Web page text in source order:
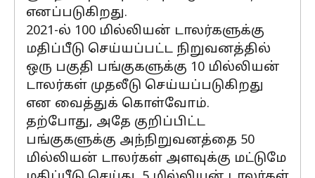
எனப்படுகிறது.
2021-ல் 100 மில்லியன் டாலர்களுக்கு
மதிப்பீடு செய்யப்பட்ட நிறுவனத்தில்
ஒரு பகுதி பங்குகளுக்கு 10 மில்லியன்
டாலர்கள் முதலீடு செய்யப்படுகிறது
என வைத்துக் கொள்வோம்.
தற்போது, அதே குறிப்பிட்ட
பங்குகளுக்கு அந்நிறுவனத்தை 50
மில்லியன் டாலர்கள் அளவுக்கு மட்டுமே